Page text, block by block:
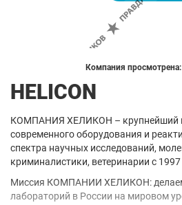
Компания просмотрена:
HELICON
КОМПАНИЯ ХЕЛИКОН – крупнейший
современного оборудования и
спектра научных исследований,
криминалистики, ветеринарии с 1997
Миссия КОМПАНИИ ХЕЛИКОН:
лабораторий в России на мировом